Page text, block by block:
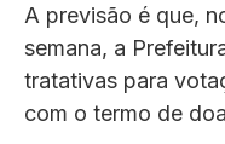
A previsão é que,
semana, a
tratativas para
com o termo de